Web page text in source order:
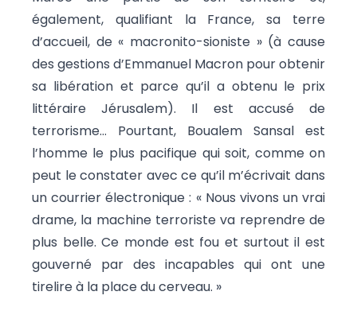
également, qualifiant la France, sa terre
d’accueil, de « macronito-sioniste » (à cause
des gestions d’Emmanuel Macron pour obtenir
sa libération et parce qu’il a obtenu le prix
littéraire Jérusalem). Il est accusé de
terrorisme… Pourtant, Boualem Sansal est
l’homme le plus pacifique qui soit, comme on
peut le constater avec ce qu’il m’écrivait dans
un courrier électronique : « Nous vivons un vrai
drame, la machine terroriste va reprendre de
plus belle. Ce monde est fou et surtout il est
gouverné par des incapables qui ont une
tirelire à la place du cerveau. »